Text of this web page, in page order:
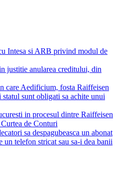
Intesa si ARB privind modul de
justitie anularea creditului, din
care Aedificium, fosta Raiffeisen
sunt obligati sa achite unui
in procesul dintre Raiffeisen
de Conturi
sa despagubeasca un abonat
un telefon stricat sau sa-i dea banii